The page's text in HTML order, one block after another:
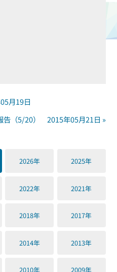
月19日
告（5/20） 2015年05月21日 »
2026年 2025年
2022年 2021年
2018年 2017年
2014年 2013年
2010年 2009年